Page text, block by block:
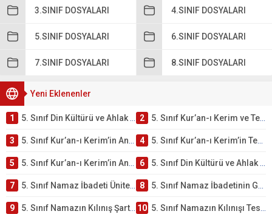
3.SINIF DOSYALARI 4.SINIF DOSYALARI
5.SINIF DOSYALARI 6.SINIF DOSYALARI
7.SINIF DOSYALARI 8.SINIF DOSYALARI
Yeni Eklenenler
1 5. Sınıf Din Kültürü ve Ahlak Bilgisi 2. Ünite: Kur’an-ı Kerim Çalışmaları 2 5. Sınıf Kur’an-ı Kerim ve Temel Özellikleri Testi – Online Çöz
3 5. Sınıf Kur’an-ı Kerim’in Ana Konuları Testi – Online Çöz 4 5. Sınıf Kur’an-ı Kerim’in Temel Özellikleri ve Önemi Testi – Online Çöz
5 5. Sınıf Kur’an-ı Kerim’in Anlamı ve Önemi Testi – Online Çöz 6 5. Sınıf Din Kültürü ve Ahlak Bilgisi 2. Ünite: Namaz İbadeti Çalışmaları
7 5. Sınıf Namaz İbadeti Ünite Testi – Online Çöz 8 5. Sınıf Namaz İbadetinin Getirdiği Faydalar Testi
9 5. Sınıf Namazın Kılınış Şartları Testi 10 5. Sınıf Namazın Kılınışı Testi – Online Çöz